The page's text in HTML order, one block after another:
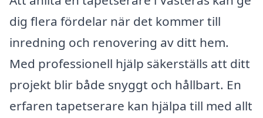
dig flera fördelar när det kommer till
inredning och renovering av ditt hem.
Med professionell hjälp säkerställs att ditt
projekt blir både snyggt och hållbart. En
erfaren tapetserare kan hjälpa till med allt